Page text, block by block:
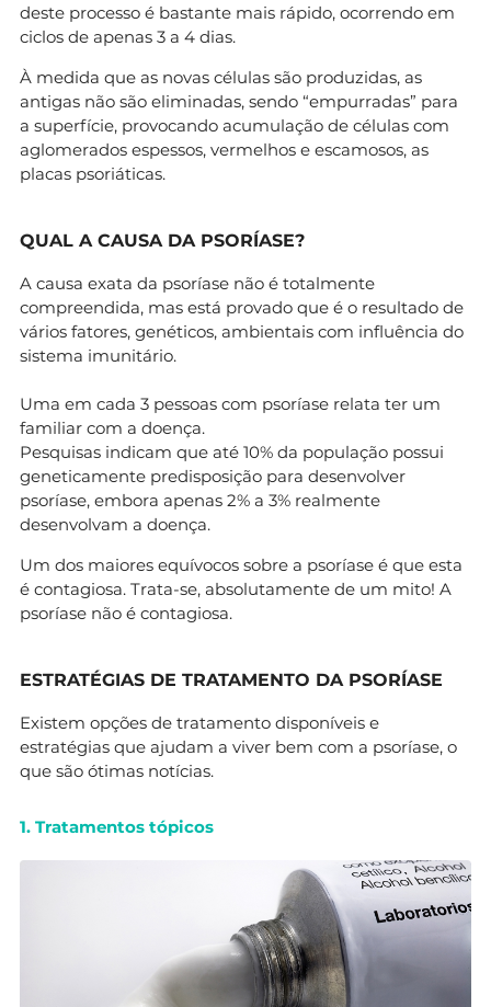
deste processo é bastante mais rápido, ocorrendo em
ciclos de apenas 3 a 4 dias.
À medida que as novas células são produzidas, as
antigas não são eliminadas, sendo “empurradas” para
a superfície, provocando acumulação de células com
aglomerados espessos, vermelhos e escamosos, as
placas psoriáticas.
QUAL A CAUSA DA PSORÍASE?
A causa exata da psoríase não é totalmente
compreendida, mas está provado que é o resultado de
vários fatores, genéticos, ambientais com influência do
sistema imunitário.
Uma em cada 3 pessoas com psoríase relata ter um
familiar com a doença.
Pesquisas indicam que até 10% da população possui
geneticamente predisposição para desenvolver
psoríase, embora apenas 2% a 3% realmente
desenvolvam a doença.
Um dos maiores equívocos sobre a psoríase é que esta
é contagiosa. Trata-se, absolutamente de um mito! A
psoríase não é contagiosa.
ESTRATÉGIAS DE TRATAMENTO DA PSORÍASE
Existem opções de tratamento disponíveis e
estratégias que ajudam a viver bem com a psoríase, o
que são ótimas notícias.
1. Tratamentos tópicos